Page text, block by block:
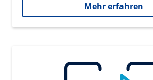
Mehr erfahren